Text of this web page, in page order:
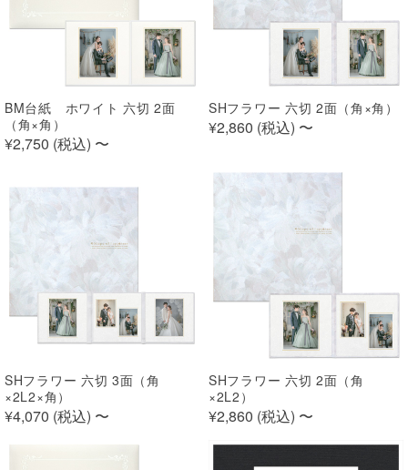
BM台紙 ホワイト 六切 2面
（角×角）
¥2,750 (税込) 〜
SHフラワー 六切 2面（角×角）
¥2,860 (税込) 〜
SHフラワー 六切 3面（角
×2L2×角）
¥4,070 (税込) 〜
SHフラワー 六切 2面（角
×2L2）
¥2,860 (税込) 〜